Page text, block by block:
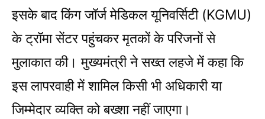
इसके बाद किंग जॉर्ज मेडिकल यूनिवर्सिटी (KGMU)
के ट्रॉमा सेंटर पहुंचकर मृतकों के परिजनों से
मुलाकात की। मुख्यमंत्री ने सख्त लहजे में कहा कि
इस लापरवाही में शामिल किसी भी अधिकारी या
जिम्मेदार व्यक्ति को बख्शा नहीं जाएगा।